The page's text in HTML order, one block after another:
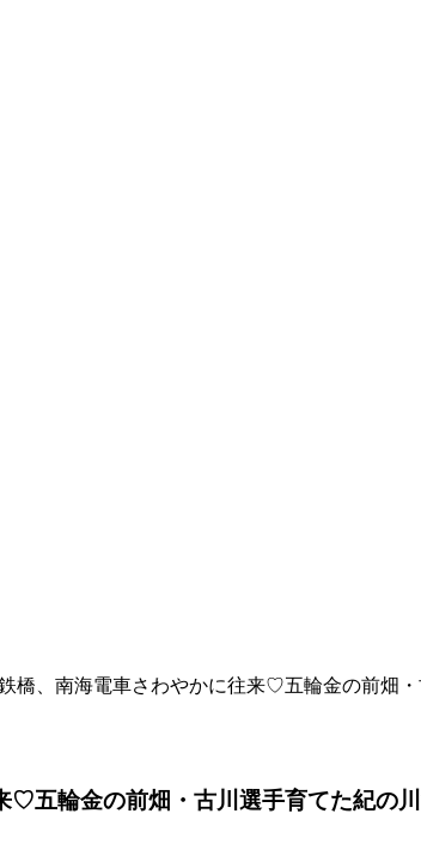
橋、南海電車さわやかに往来♡五輪金の前畑
五輪金の前畑・古川選手育てた紀の